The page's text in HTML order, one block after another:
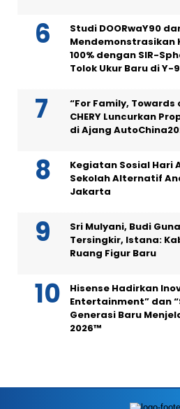
Studi DOORwaY90
Mendemonstrasikan
100% dengan SIR-
Tolok Ukur Baru di Y-
“For Family,
CHERY Luncurkan
di Ajang
Kegiatan Sosial Hari
Sekolah Alternatif
Jakarta
Sri Mulyani, Budi
Tersingkir, Istana:
Ruang Figur Baru
Hisense Hadirkan
Entertainment” dan
Generasi Baru
2026™